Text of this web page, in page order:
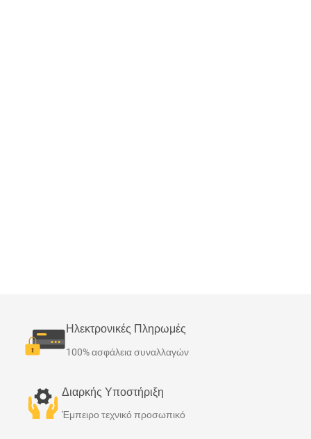
Ηλεκτρονικές Πληρωμές
100% ασφάλεια συναλλαγών
Διαρκής Υποστήριξη
Έμπειρο τεχνικό προσωπικό